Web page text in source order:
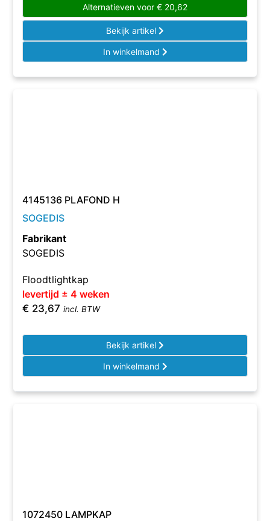
Alternatieven voor € 20,62
Bekijk artikel
In winkelmand
4145136 PLAFOND H
SOGEDIS
Fabrikant
SOGEDIS
Floodtlightkap
levertijd ± 4 weken
€ 23,67 incl. BTW
Bekijk artikel
In winkelmand
1072450 LAMPKAP